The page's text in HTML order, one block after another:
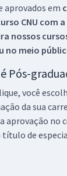
aprovados em
CNU com
nossos
no meio
Pós-
você
da sua
aprovação no
de